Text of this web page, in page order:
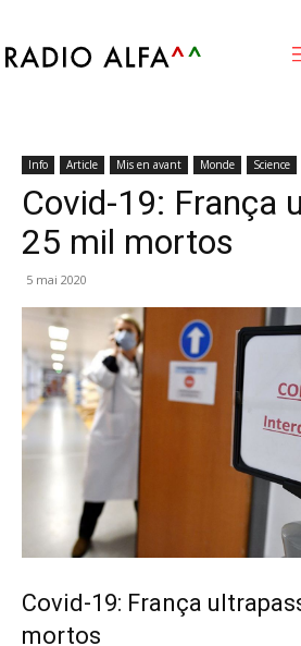
Info Article Mis en avant Monde Science
Covid-19: França
25 mil mortos
5 mai 2020
Covid-19: França
mortos